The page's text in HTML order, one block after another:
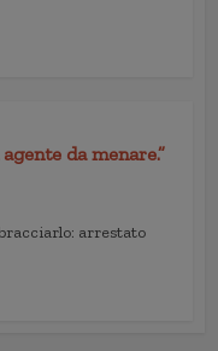
da menare.”
arrestato